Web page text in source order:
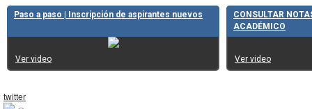
Paso a paso | Inscripción de aspirantes nuevos
Ver video
CONSULTAR
ACADÉMICO
Ver video
twitter